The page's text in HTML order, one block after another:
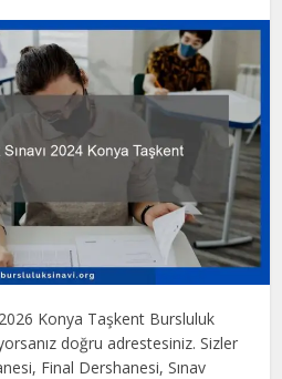
Konya Taşkent Bursluluk
doğru adrestesiniz. Sizler
Final Dershanesi, Sınav